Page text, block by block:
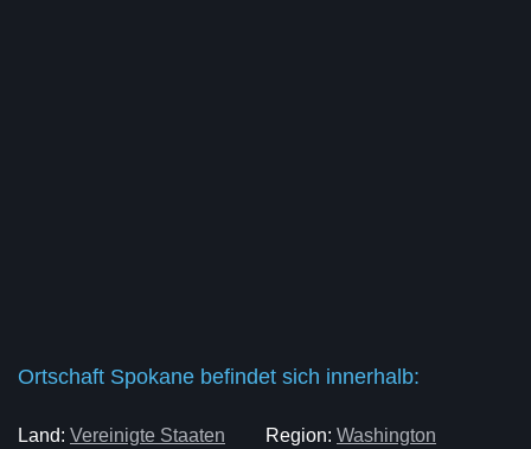
Ortschaft Spokane befindet sich innerhalb:
Land: Vereinigte Staaten Region: Washington